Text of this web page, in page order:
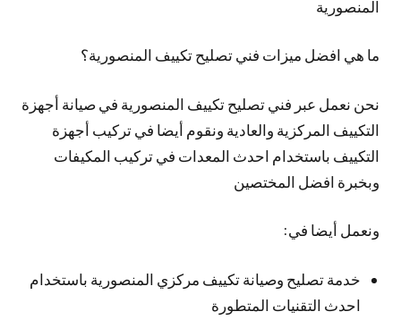
المنصورية
ما هي افضل ميزات فني تصليح تكييف المنصورية؟
نحن نعمل عبر فني تصليح تكييف المنصورية في صيانة أجهزة
التكييف المركزية والعادية ونقوم أيضا في تركيب أجهزة
التكييف باستخدام احدث المعدات في تركيب المكيفات
وبخبرة افضل المختصين
ونعمل أيضا في:
خدمة تصليح وصيانة تكييف مركزي المنصورية باستخدام
احدث التقنيات المتطورة